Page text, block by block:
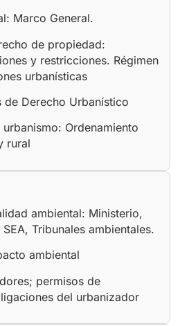
Marco General.
de propiedad:
y restricciones. Régimen
urbanísticas
de Derecho Urbanístico
Ordenamiento
rural
ambiental: Ministerio,
Tribunales ambientales.
ambiental
permisos de
del urbanizador